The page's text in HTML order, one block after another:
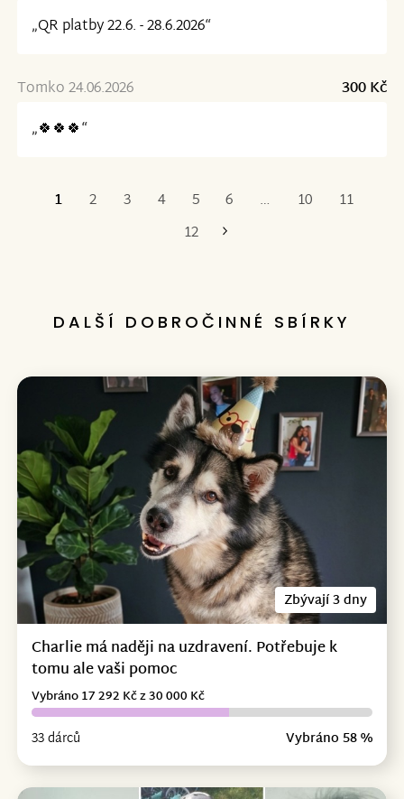
„QR platby 22.6. - 28.6.2026“
Tomko 24.06.2026
300 Kč
„🍀🍀🍀“
1 2 3 4 5 6 … 10
11
12
Poslední
DALŠÍ DOBROČINNÉ SBÍRKY
Zbývají 3 dny
Charlie má naději na uzdravení. Potřebuje k
tomu ale vaši pomoc
33 dárců Vybráno 58 %
Vybráno 17 292 Kč z 30 000 Kč